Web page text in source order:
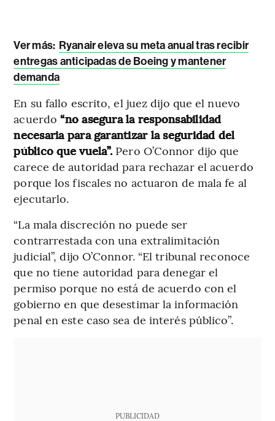
Ver más: Ryanair eleva su meta anual tras recibir
entregas anticipadas de Boeing y mantener
demanda
En su fallo escrito, el juez dijo que el nuevo
acuerdo “no asegura la responsabilidad
necesaria para garantizar la seguridad del
público que vuela”. Pero O’Connor dijo que
carece de autoridad para rechazar el acuerdo
porque los fiscales no actuaron de mala fe al
ejecutarlo.
“La mala discreción no puede ser
contrarrestada con una extralimitación
judicial”, dijo O’Connor. “El tribunal reconoce
que no tiene autoridad para denegar el
permiso porque no está de acuerdo con el
gobierno en que desestimar la información
penal en este caso sea de interés público”.
PUBLICIDAD